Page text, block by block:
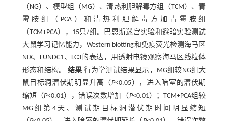
（NG）、模型组（MG）、清热利胆解毒方组（TCM）、青
霉胺组（PCA）和清热利胆解毒方加青霉胺组
（TCM+PCA），15只/组。巴恩斯迷宫实验和避暗实验测试
大鼠学习记忆能力，Western blotting和免疫荧光检测海马区
NIX、FUNDC1、LC3的表达，用透射电镜观察海马区线粒体
形态和结构。 结果 行为学测试结果显示，MG组较NG组大
鼠目标洞潜伏期明显升高（P<0.05），进入暗室的潜伏期
缩短（P<0.01），错误次数增加（P<0.01）；TCM+PCA组较
MG组第4天、测试期目标洞潜伏期时间明显缩短